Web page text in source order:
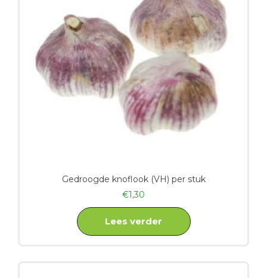
Gedroogde knoflook (VH) per stuk
€1,30
Lees verder